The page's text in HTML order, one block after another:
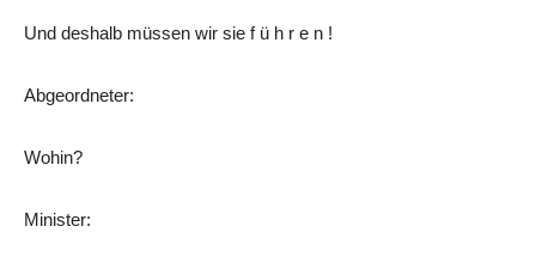
Und deshalb müssen wir sie f ü h r e n !
Abgeordneter:
Wohin?
Minister: